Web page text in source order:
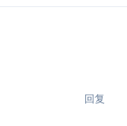
回复